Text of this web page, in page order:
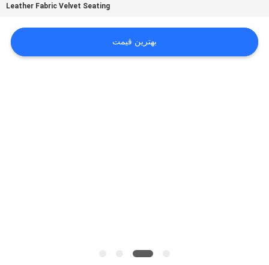
Leather Fabric Velvet Seating
بهترین قیمت